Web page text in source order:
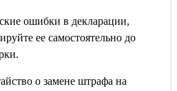
ошибки в декларации,
ее самостоятельно до
о замене штрафа на